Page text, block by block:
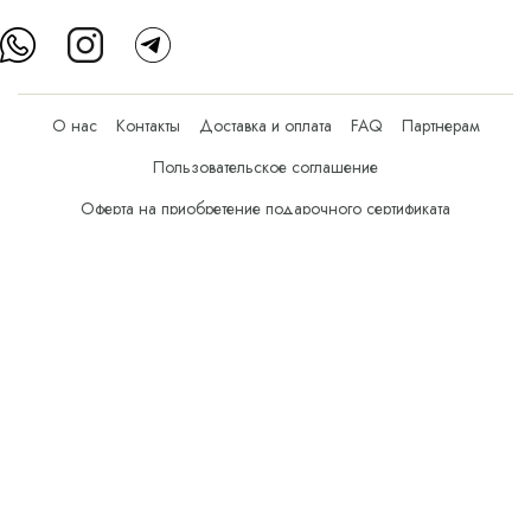
О нас Контакты Доставка и оплата FAQ
Партнерам
Пользовательское соглашение
Оферта на приобретение подарочного сертификата